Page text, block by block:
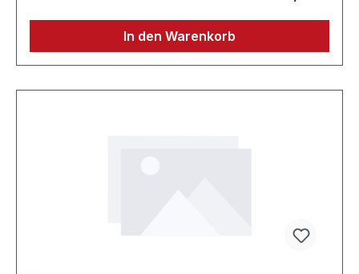
In den Warenkorb